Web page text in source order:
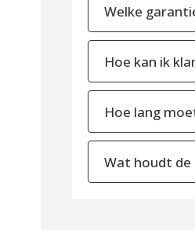
Welke
Hoe kan ik
Hoe lang
Wat houdt de